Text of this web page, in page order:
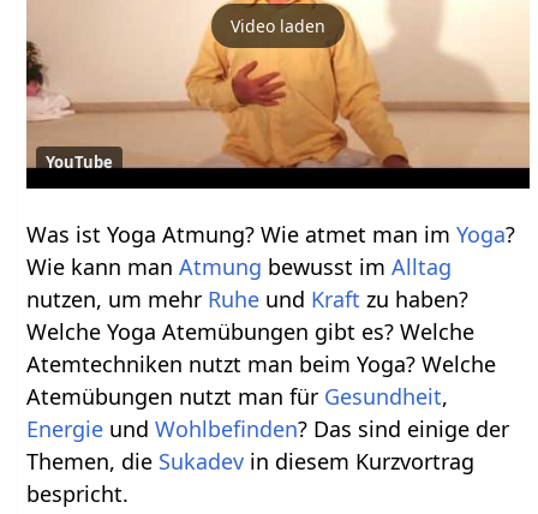
Video laden
YouTube
Was ist Yoga Atmung? Wie atmet man imYoga?
Wie kann manAtmung bewusst imAlltag
nutzen, um mehr Ruhe und Kraft zu haben?
Welche Yoga Atemübungen gibt es? Welche
Atemtechniken nutzt man beim Yoga? Welche
Atemübungen nutzt man für Gesundheit,
Energie undWohlbefinden? Das sind einige der
Themen, die Sukadev in diesem Kurzvortrag
bespricht.